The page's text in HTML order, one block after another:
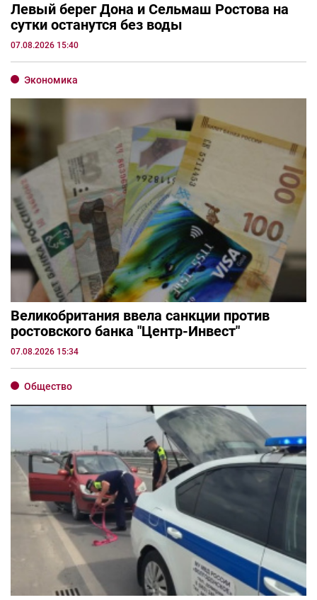
Левый берег Дона и Сельмаш Ростова на
сутки останутся без воды
07.08.2026 15:40
Экономика
Великобритания ввела санкции против
ростовского банка "Центр-Инвест"
07.08.2026 15:34
Общество